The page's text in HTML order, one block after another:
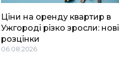
Ціни на оренду квартир в
Ужгороді різко зросли: нові
розцінки
06.08.2026